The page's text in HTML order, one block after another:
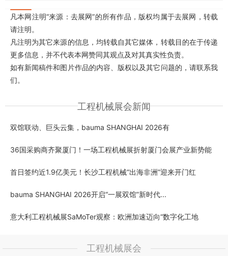
凡本网注明“来源：去展网”的所有作品，版权均属于去展网，转载
请注明。
凡注明为其它来源的信息，均转载自其它媒体，转载目的在于传递
更多信息，并不代表本网赞同其观点及对其真实性负责。
如有新闻稿件和图片作品的内容、版权以及其它问题的，请联系我
们。
工程机械展会新闻
双馆联动、巨头云集，bauma SHANGHAI 2026有
36国采购商齐聚厦门！一场工程机械展折射厦门会展产业新势能
首日签约近1.9亿美元！长沙工程机械“出海非洲”迎来开门红
bauma SHANGHAI 2026开启“一展双馆”新时代...
意大利工程机械展SaMoTer观察：欧洲加速迈向“数字化工地
工程机械展会